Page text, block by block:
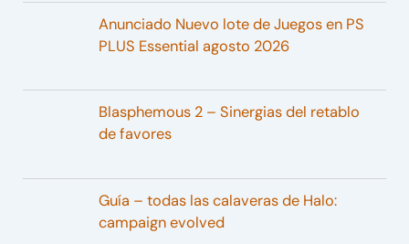
Anunciado Nuevo lote de Juegos en PS
PLUS Essential agosto 2026
Blasphemous 2 – Sinergias del retablo
de favores
Guía – todas las calaveras de Halo:
campaign evolved